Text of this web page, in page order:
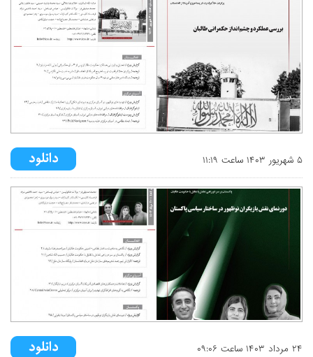
۵ شهريور ۱۴۰۳ ساعت ۱۱:۱۹
۲۴ مرداد ۱۴۰۳ ساعت ۰۹:۰۶